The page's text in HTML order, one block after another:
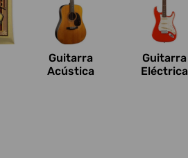
Guitarra
Acústica
Guitarra
Eléctrica